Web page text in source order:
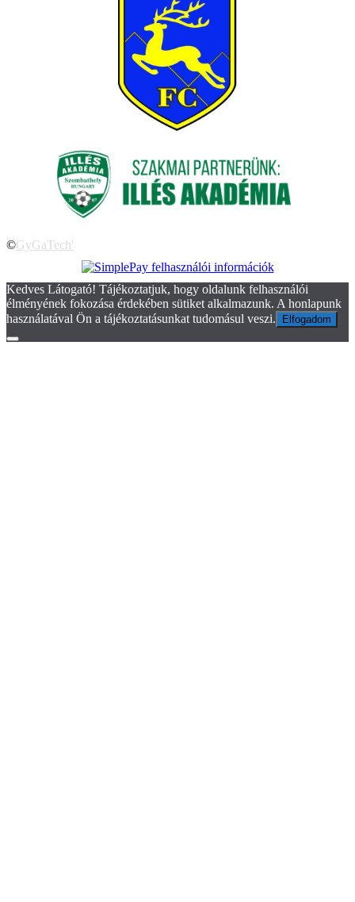
©GyGaTech'
Kedves Látogató! Tájékoztatjuk, hogy oldalunk felhasználói
élményének fokozása érdekében sütiket alkalmazunk. A honlapunk
használatával Ön a tájékoztatásunkat tudomásul veszi.
Elfogadom